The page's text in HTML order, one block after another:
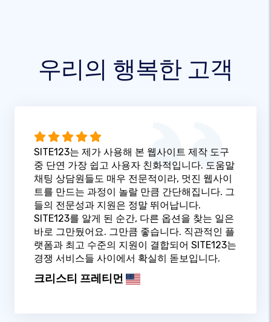
우리의 행복한 고객
SITE123는 제가 사용해 본 웹사이트 제작 도구
중 단연 가장 쉽고 사용자 친화적입니다. 도움말
채팅 상담원들도 매우 전문적이라, 멋진 웹사이
트를 만드는 과정이 놀랄 만큼 간단해집니다. 그
들의 전문성과 지원은 정말 뛰어납니다.
SITE123를 알게 된 순간, 다른 옵션을 찾는 일은
바로 그만뒀어요. 그만큼 좋습니다. 직관적인 플
랫폼과 최고 수준의 지원이 결합되어 SITE123는
경쟁 서비스들 사이에서 확실히 돋보입니다.
크리스티 프레티먼